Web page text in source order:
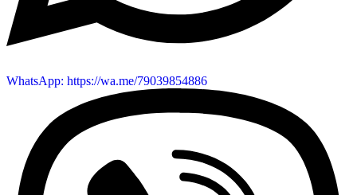
WhatsApp: https://wa.me/79039854886